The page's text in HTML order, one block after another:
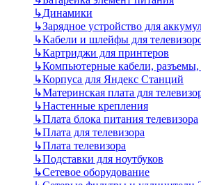
↳Динамики
↳Зарядное устройство для
↳Кабели и шлейфы для
↳Картриджи для принтеров
↳Компьютерные кабели, разъемы,
↳Корпуса для Яндекс Станций
↳Материнская плата для
↳Настенные крепления
↳Плата блока питания телевизора
↳Плата для телевизора
↳Плата телевизора
↳Подставки для ноутбуков
↳Сетевое оборудование